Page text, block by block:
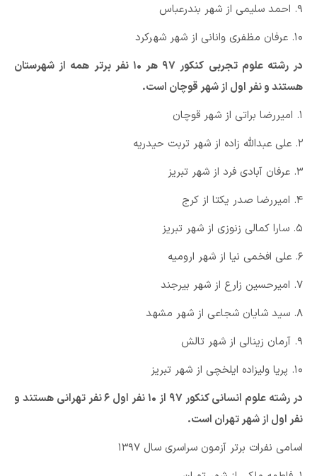
۹. احمد سلیمی از شهر بندرعباس
۱۰. عرفان مظفری وانانی از شهر شهرکرد
در رشته علوم تجربی کنکور ۹۷ هر ۱۰ نفر برتر همه از شهرستان
هستند و نفر اول از شهر قوچان است.
۱. امیررضا براتی از شهر قوچان
۲. علی عبدالله زاده از شهر تربت حیدریه
۳. عرفان آبادی فرد از شهر تبریز
۴. امیررضا صدر یکتا از کرج
۵. سارا کمالی زنوزی از شهر تبریز
۶. علی افخمی نیا از شهر ارومیه
۷. امیرحسین زارع از شهر بیرجند
۸. سید شایان شجاعی از شهر مشهد
۹. آرمان زینالی از شهر تالش
۱۰. پریا ولیزاده ایلخچی از شهر تبریز
در رشته علوم انسانی کنکور ۹۷ از ۱۰ نفر اول ۶ نفر تهرانی هستند و
نفر اول از شهر تهران است.
اسامی نفرات برتر آزمون سراسری سال ۱۳۹۷